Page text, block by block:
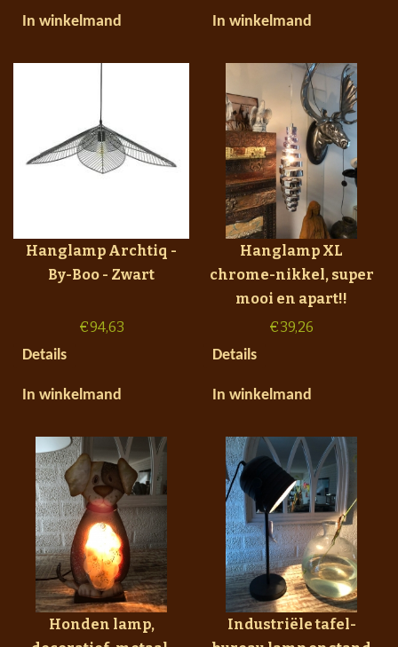
In winkelmand In winkelmand
Hanglamp Archtiq -
By-Boo - Zwart
€94,63
Details
In winkelmand
Hanglamp XL
chrome-nikkel, super
mooi en apart!!
€39,26
Details
In winkelmand
Honden lamp,
Industriële tafel-